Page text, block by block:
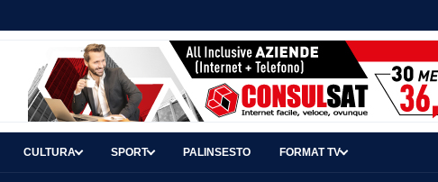
CULTURA SPORT PALINSESTO FORMAT TV